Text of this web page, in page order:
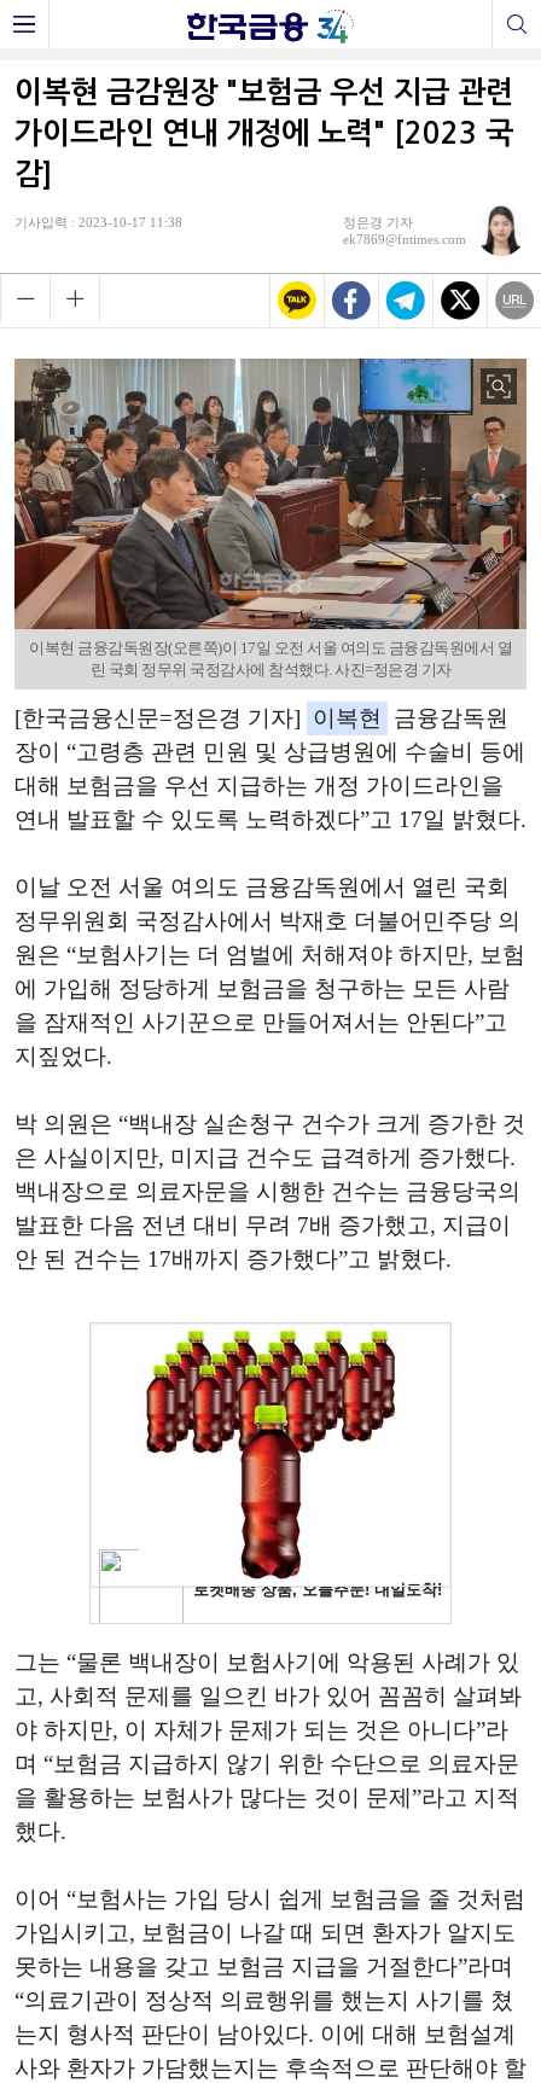
이복현 금감원장 "보험금 우선 지급 관련
가이드라인 연내 개정에 노력" [2023 국
감]
기사입력 : 2023-10-17 11:38
정은경 기자
ek7869@fntimes.com
이복현 금융감독원장(오른쪽)이 17일 오전 서울 여의도 금융감독원에서 열
린 국회 정무위 국정감사에 참석했다. 사진=정은경 기자
[한국금융신문=정은경 기자] 이복현
금융감독원
장이 “고령층 관련 민원 및 상급병원에 수술비 등에
대해 보험금을 우선 지급하는 개정 가이드라인을
연내 발표할 수 있도록 노력하겠다”고 17일 밝혔다.
이날 오전 서울 여의도 금융감독원에서 열린 국회
정무위원회 국정감사에서 박재호 더불어민주당 의
원은 “보험사기는 더 엄벌에 처해져야 하지만, 보험
에 가입해 정당하게 보험금을 청구하는 모든 사람
을 잠재적인 사기꾼으로 만들어져서는 안된다”고
지짚었다.
박 의원은 “백내장 실손청구 건수가 크게 증가한 것
은 사실이지만, 미지급 건수도 급격하게 증가했다.
백내장으로 의료자문을 시행한 건수는 금융당국의
발표한 다음 전년 대비 무려 7배 증가했고, 지급이
안 된 건수는 17배까지 증가했다”고 밝혔다.
그는 “물론 백내장이 보험사기에 악용된 사례가 있
고, 사회적 문제를 일으킨 바가 있어 꼼꼼히 살펴봐
야 하지만, 이 자체가 문제가 되는 것은 아니다”라
며 “보험금 지급하지 않기 위한 수단으로 의료자문
을 활용하는 보험사가 많다는 것이 문제”라고 지적
했다.
이어 “보험사는 가입 당시 쉽게 보험금을 줄 것처럼
가입시키고, 보험금이 나갈 때 되면 환자가 알지도
못하는 내용을 갖고 보험금 지급을 거절한다”라며
“의료기관이 정상적 의료행위를 했는지 사기를 쳤
는지 형사적 판단이 남아있다. 이에 대해 보험설계
사와 환자가 가담했는지는 후속적으로 판단해야 할